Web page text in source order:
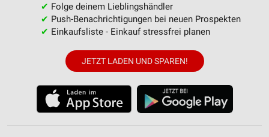
✔ Folge deinem Lieblingshändler
✔ Push-Benachrichtigungen bei neuen Prospekten
✔ Einkaufsliste - Einkauf stressfrei planen
JETZT LADEN UND SPAREN!